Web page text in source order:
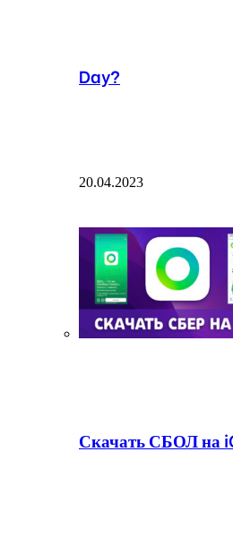
Day?
20.04.2023
Скачать СБОЛ на